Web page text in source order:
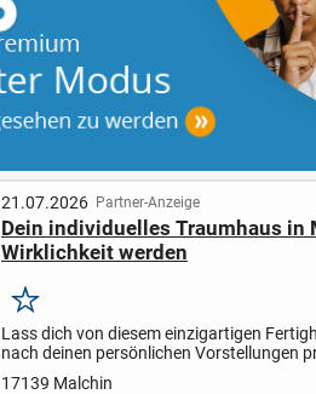
21.07.2026 Partner-Anzeige
Dein individuelles Traumhaus in
Wirklichkeit werden
Merken
Lass dich von diesem einzigartigen
nach deinen persönlichen Vorstellungen
klassischem Satteldach bietet dir nicht nur
17139 Malchin